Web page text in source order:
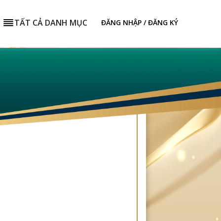
ĐĂNG NHẬP / ĐĂNG KÝ
TẤT CẢ DANH MỤC